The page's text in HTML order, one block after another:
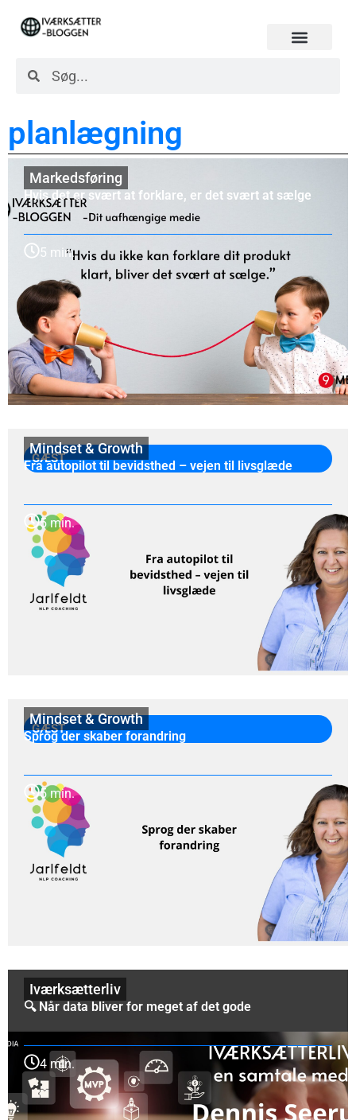
planlægning
Markedsføring
Hvis det er svært at forklare, er det svært at sælge
5 min.
GÆST
Mindset & Growth
Fra autopilot til bevidsthed – vejen til livsglæde
5 min.
GÆST
Mindset & Growth
Sprog der skaber forandring
5 min.
Iværksætterliv
🔍 Når data bliver for meget af det gode
4 min.